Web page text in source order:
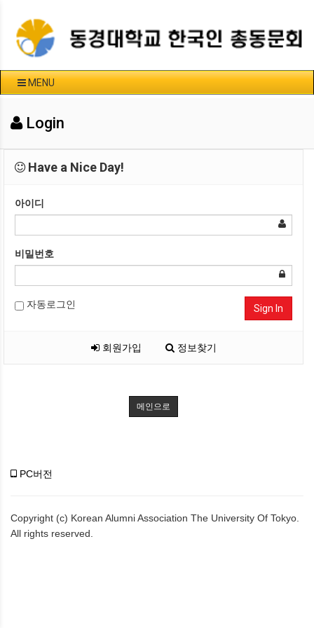
MENU
Login
Have a Nice Day!
아이디
비밀번호
자동로그인 Sign In
회원가입 정보찾기
메인으로
PC버전
Copyright (c) Korean Alumni Association The University Of Tokyo.
All rights reserved.